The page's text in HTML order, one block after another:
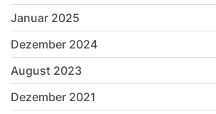
Januar 2025
Dezember 2024
August 2023
Dezember 2021